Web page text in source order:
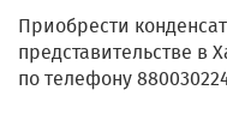
Приобрести
представительстве в
по телефону